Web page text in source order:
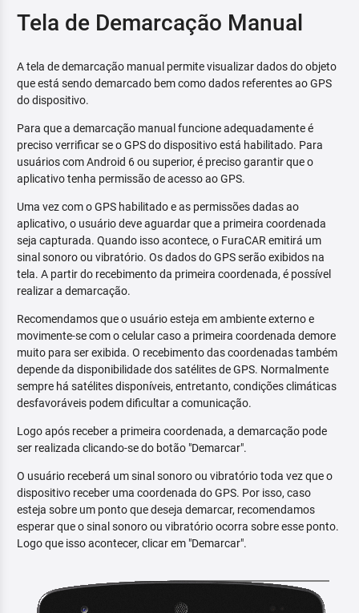
Tela de Demarcação Manual
A tela de demarcação manual permite visualizar dados do objeto
que está sendo demarcado bem como dados referentes ao GPS
do dispositivo.
Para que a demarcação manual funcione adequadamente é
preciso verrificar se o GPS do dispositivo está habilitado. Para
usuários com Android 6 ou superior, é preciso garantir que o
aplicativo tenha permissão de acesso ao GPS.
Uma vez com o GPS habilitado e as permissões dadas ao
aplicativo, o usuário deve aguardar que a primeira coordenada
seja capturada. Quando isso acontece, o FuraCAR emitirá um
sinal sonoro ou vibratório. Os dados do GPS serão exibidos na
tela. A partir do recebimento da primeira coordenada, é possível
realizar a demarcação.
Recomendamos que o usuário esteja em ambiente externo e
movimente-se com o celular caso a primeira coordenada demore
muito para ser exibida. O recebimento das coordenadas também
depende da disponibilidade dos satélites de GPS. Normalmente
sempre há satélites disponíveis, entretanto, condições climáticas
desfavoráveis podem dificultar a comunicação.
Logo após receber a primeira coordenada, a demarcação pode
ser realizada clicando-se do botão "Demarcar".
O usuário receberá um sinal sonoro ou vibratório toda vez que o
dispositivo receber uma coordenada do GPS. Por isso, caso
esteja sobre um ponto que deseja demarcar, recomendamos
esperar que o sinal sonoro ou vibratório ocorra sobre esse ponto.
Logo que isso acontecer, clicar em "Demarcar".